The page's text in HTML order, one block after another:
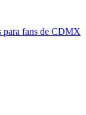
para fans de CDMX